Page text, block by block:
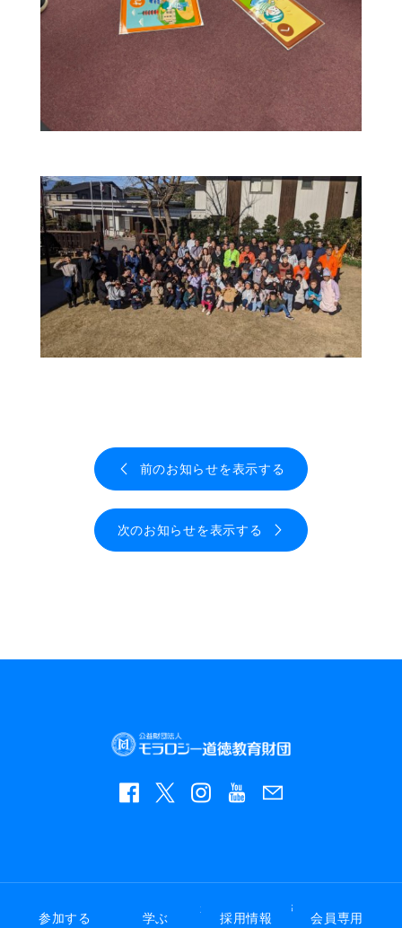
参加する 学ぶ 採用情報 会員専用
前のお知らせを表示する
次のお知らせを表示する
モラロジー道徳教育財団 All Rights Reserved.